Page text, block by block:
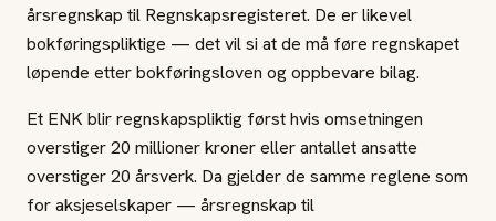
årsregnskap til Regnskapsregisteret. De er likevel
bokføringspliktige — det vil si at de må føre regnskapet
løpende etter bokføringsloven og oppbevare bilag.
Et ENK blir regnskapspliktig først hvis omsetningen
overstiger 20 millioner kroner eller antallet ansatte
overstiger 20 årsverk. Da gjelder de samme reglene som
for aksjeselskaper — årsregnskap til